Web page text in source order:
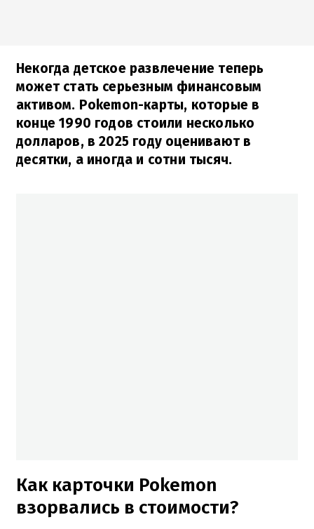
Некогда детское развлечение теперь
может стать серьезным финансовым
активом. Pokemon-карты, которые в
конце 1990 годов стоили несколько
долларов, в 2025 году оценивают в
десятки, а иногда и сотни тысяч.
Как карточки Pokеmon
взорвались в стоимости?